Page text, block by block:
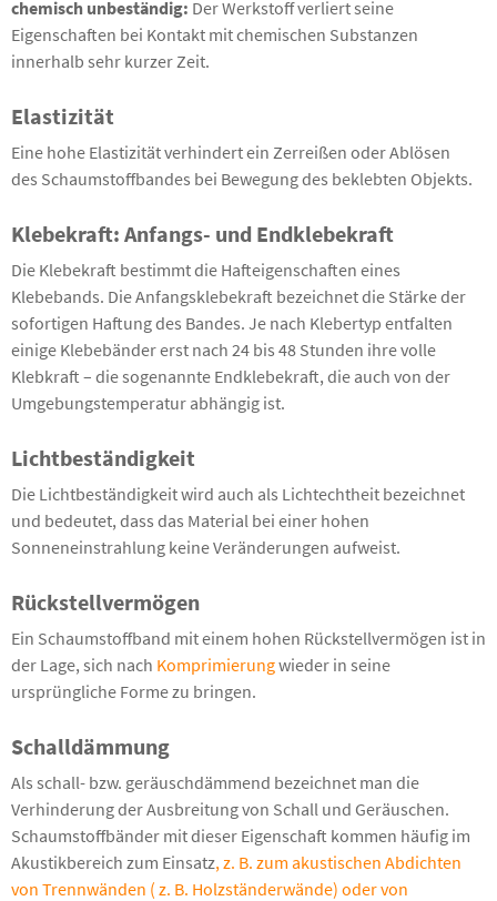
chemisch unbeständig: Der Werkstoff verliert seine
Eigenschaften bei Kontakt mit chemischen Substanzen
innerhalb sehr kurzer Zeit.
Elastizität
Eine hohe Elastizität verhindert ein Zerreißen oder Ablösen
des Schaumstoffbandes bei Bewegung des beklebten Objekts.
Klebekraft: Anfangs- und Endklebekraft
Die Klebekraft bestimmt die Hafteigenschaften eines
Klebebands. Die Anfangsklebekraft bezeichnet die Stärke der
sofortigen Haftung des Bandes. Je nach Klebertyp entfalten
einige Klebebänder erst nach 24 bis 48 Stunden ihre volle
Klebkraft – die sogenannte Endklebekraft, die auch von der
Umgebungstemperatur abhängig ist.
Lichtbeständigkeit
Die Lichtbeständigkeit wird auch als Lichtechtheit bezeichnet
und bedeutet, dass das Material bei einer hohen
Sonneneinstrahlung keine Veränderungen aufweist.
Rückstellvermögen
Ein Schaumstoffband mit einem hohen Rückstellvermögen ist in
der Lage, sich nach Komprimierungwieder in seine
ursprüngliche Forme zu bringen.
Schalldämmung
Als schall- bzw. geräuschdämmend bezeichnet man die
Verhinderung der Ausbreitung von Schall und Geräuschen.
Schaumstoffbänder mit dieser Eigenschaft kommen häufig im
Akustikbereich zum Einsatz, z. B. zum akustischen Abdichten
von Trennwänden ( z. B. Holzständerwände) oder von